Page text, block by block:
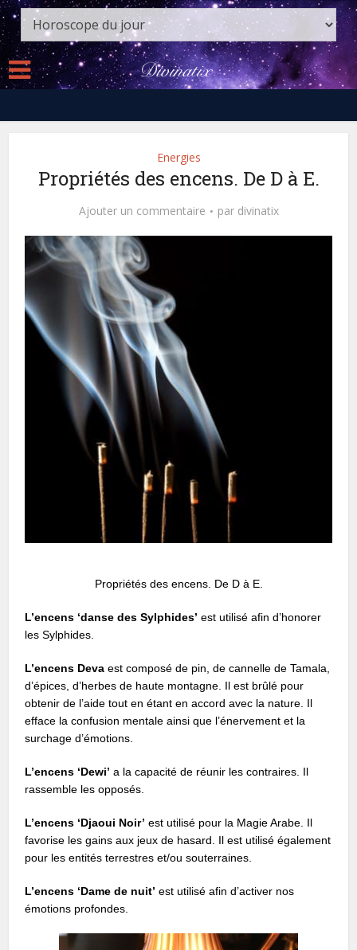
Energies
Propriétés des encens. De D à E.
Ajouter un commentaire par divinatix
Propriétés des encens. De D à E.
L’encens ‘danse des Sylphides’ est utilisé afin d’honorer
les Sylphides.
L’encens Deva est composé de pin, de cannelle de Tamala,
d’épices, d’herbes de haute montagne. Il est brûlé pour
obtenir de l’aide tout en étant en accord avec la nature. Il
efface la confusion mentale ainsi que l’énervement et la
surchage d’émotions.
L’encens ‘Dewi’ a la capacité de réunir les contraires. Il
rassemble les opposés.
L’encens ‘Djaoui Noir’ est utilisé pour la Magie Arabe. Il
favorise les gains aux jeux de hasard. Il est utilisé également
pour les entités terrestres et/ou souterraines.
L’encens ‘Dame de nuit’ est utilisé afin d’activer nos
émotions profondes.